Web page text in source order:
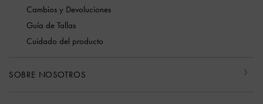
Cambios y Devoluciones
Guía de Tallas
Cuidado del producto
SOBRE NOSOTROS